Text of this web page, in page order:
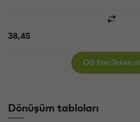
OG Fan Token al
Dönüşüm tabloları